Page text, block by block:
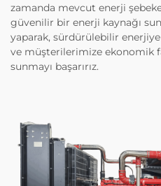
zamanda mevcut enerji
güvenilir bir enerji kaynağı
yaparak, sürdürülebilir
ve müşterilerimize ekonomik
sunmayı başarırız.